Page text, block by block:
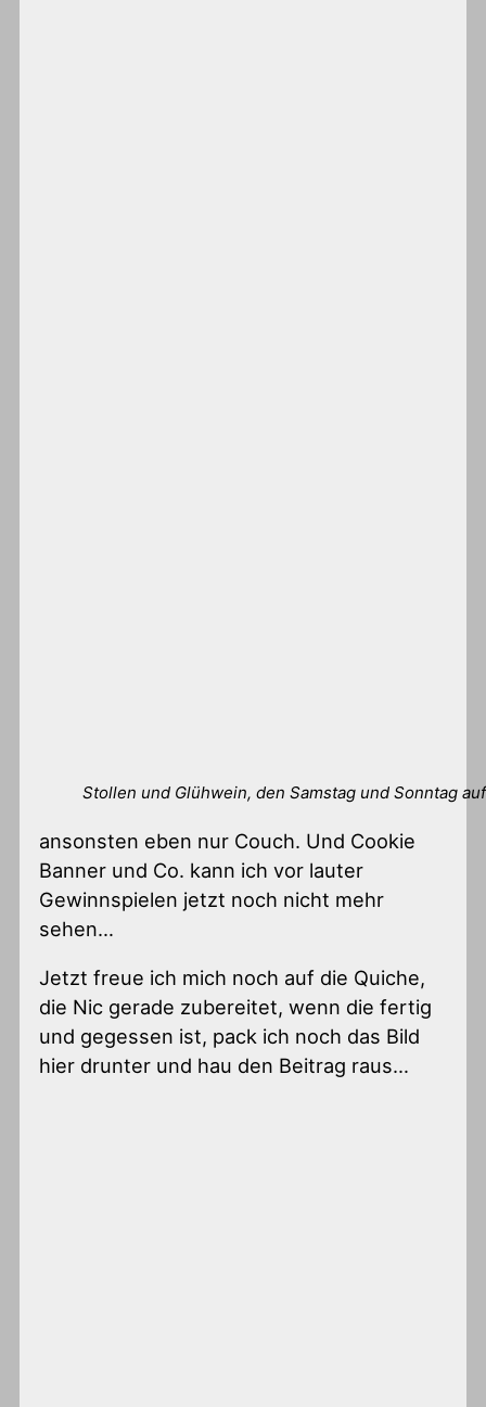
Stollen und Glühwein, den Samstag und Sonntag
ansonsten eben nur Couch. Und Cookie
Banner und Co. kann ich vor lauter
Gewinnspielen jetzt noch nicht mehr
sehen…
Jetzt freue ich mich noch auf die Quiche,
die Nic gerade zubereitet, wenn die fertig
und gegessen ist, pack ich noch das Bild
hier drunter und hau den Beitrag raus…